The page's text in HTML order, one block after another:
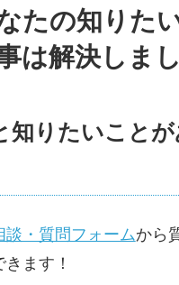
たの知りた
は解決しま
知りたいこと
談・質問フォームから
ます！